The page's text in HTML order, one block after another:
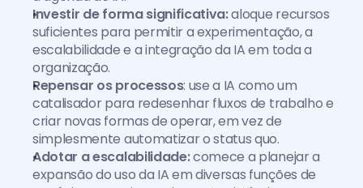
Investir de forma significativa: aloque recursos
suficientes para permitir a experimentação, a
escalabilidade e a integração da IA em toda a
organização.
Repensar os processos: use a IA como um
catalisador para redesenhar fluxos de trabalho e
criar novas formas de operar, em vez de
simplesmente automatizar o status quo.
Adotar a escalabilidade: comece a planejar a
expansão do uso da IA em diversas funções de